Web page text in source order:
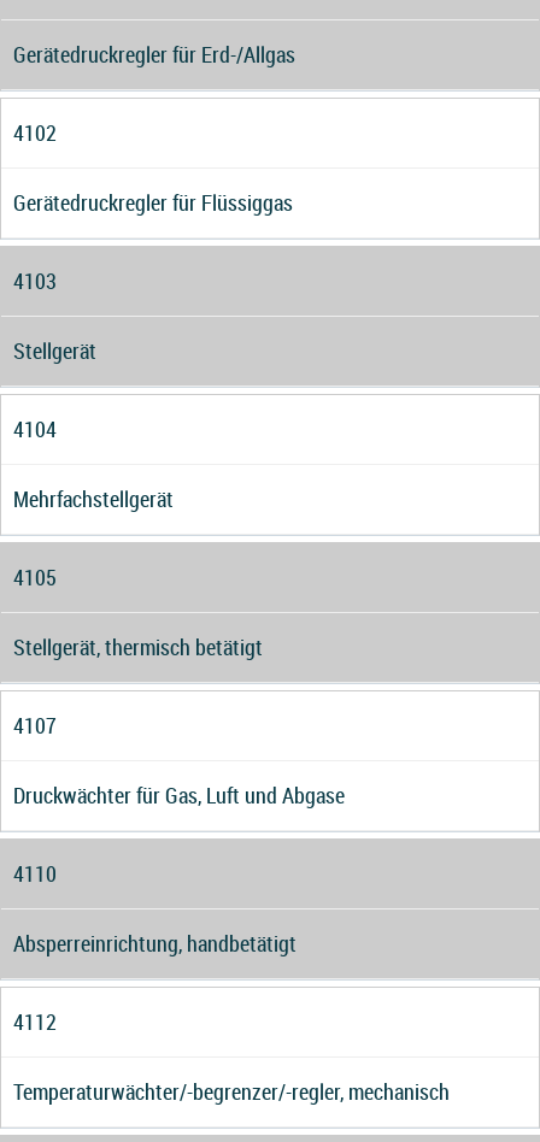
Gerätedruckregler für Erd-/Allgas
4102
Gerätedruckregler für Flüssiggas
4103
Stellgerät
4104
Mehrfachstellgerät
4105
Stellgerät, thermisch betätigt
4107
Druckwächter für Gas, Luft und Abgase
4110
Absperreinrichtung, handbetätigt
4112
Temperaturwächter/-begrenzer/-regler, mechanisch